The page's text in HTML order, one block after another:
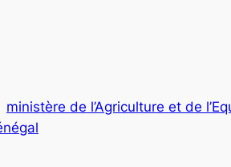
ministère de l’Agriculture et de